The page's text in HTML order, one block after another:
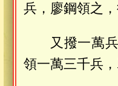
兵，廖鋼領之
又撥一萬
領一萬三千兵